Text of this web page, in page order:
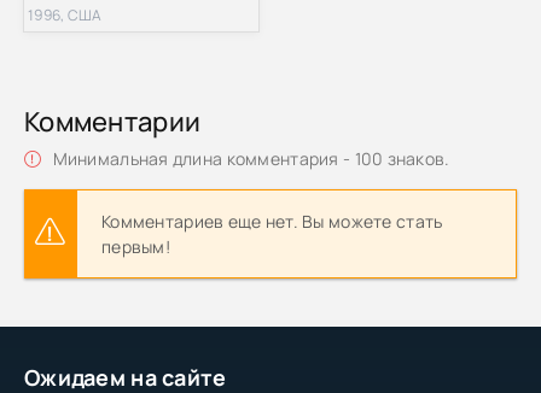
Ожидаем на сайте
1996, США
Комментарии
Минимальная длина комментария - 100 знаков.
Комментариев еще нет. Вы можете стать
первым!